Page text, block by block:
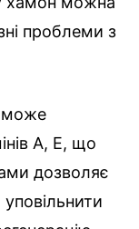
проблеми з
може
А, Е, що
дозволяє